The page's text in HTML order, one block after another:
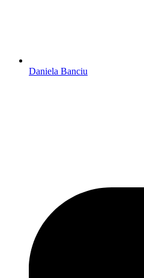
Daniela Banciu